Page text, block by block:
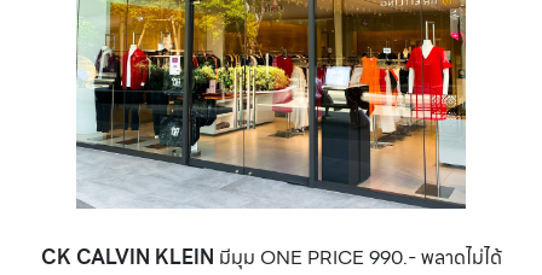
CK CALVIN KLEIN มีมุม ONE PRICE 990.- พลาดไม่ได้